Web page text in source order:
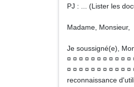
PJ : ... (Lister les
Madame, Monsieur,
Je soussigné(e),
¤ ¤ ¤ ¤ ¤ ¤ ¤ ¤ ¤ ¤
¤ ¤ ¤ ¤ ¤ ¤ ¤ ¤ ¤ ¤ ¤
reconnaissance